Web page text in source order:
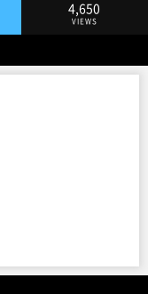
4,650
VIEWS